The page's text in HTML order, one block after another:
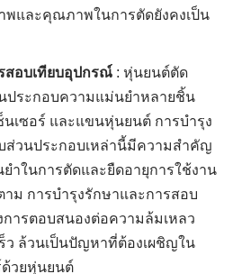
พและคุณภาพในการตัดยังคงเป็น
สอบเทียบอุปกรณ์ : หุ่นยนต์ตัด
นประกอบความแม่นยำหลายชิ้น
นเซอร์ และแขนหุ่นยนต์ การบำรุง
ส่วนประกอบเหล่านี้มีความสำคัญ
ำในการตัดและยืดอายุการใช้งาน
ม การบำรุงรักษาและการสอบ
การตอบสนองต่อความล้มเหลว
ว ล้วนเป็นปัญหาที่ต้องเผชิญใน
ด้วยหุ่นยนต์